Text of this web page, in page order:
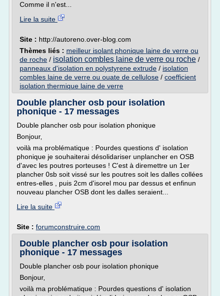
Comme il n'est...
Lire la suite
Site : http://autoreno.over-blog.com
Thèmes liés : meilleur isolant phonique laine de verre ou
de roche / isolation combles laine de verre ou roche /
panneaux d'isolation en polystyrene extrude / isolation
combles laine de verre ou ouate de cellulose / coefficient
isolation thermique laine de verre
Double plancher osb pour isolation
phonique - 17 messages
Double plancher osb pour isolation phonique
Bonjour,
voilà ma problématique : Pourdes questions d' isolation
phonique je souhaiterai désolidariser unplancher en OSB
d'avec les poutres porteuses ! C'est à diremettre un 1er
plancher 0sb soit vissé sur les poutres soit les dalles collées
entres-elles , puis 2cm d'isorel mou par dessus et enfinun
nouveau plancher OSB dont les dalles seraient...
Lire la suite
Site : forumconstruire.com
Double plancher osb pour isolation
phonique - 17 messages
Double plancher osb pour isolation phonique
Bonjour,
voilà ma problématique : Pourdes questions d' isolation